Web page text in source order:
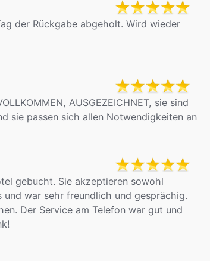
der Rückgabe abgeholt. Wird wieder
AUSGEZEICHNET, sie sind
sie passen sich allen Notwendigkeiten an
gebucht. Sie akzeptieren sowohl
war sehr freundlich und gesprächig.
Der Service am Telefon war gut und